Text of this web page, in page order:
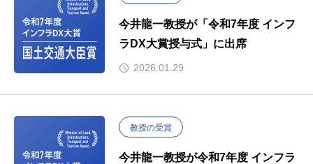
今井龍一教授が「令和7年度 インフ
ラDX大賞授与式」に出席
2026.01.29
教授の受賞
今井龍一教授が令和7年度 インフラ